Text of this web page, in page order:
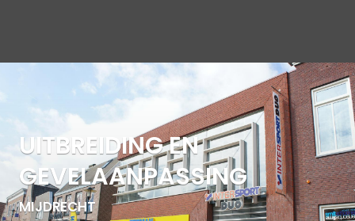
UITBREIDING EN
GEVELAANPASSING
MIJDRECHT